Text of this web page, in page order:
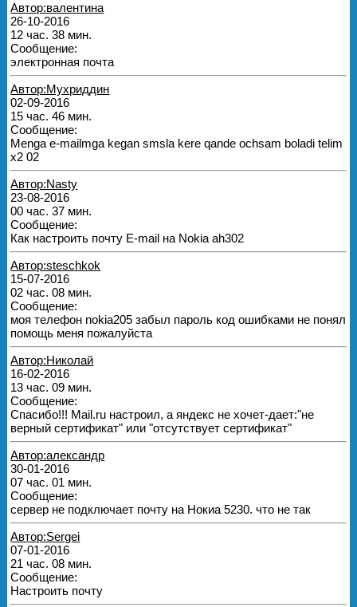
Автор:валентина
26-10-2016
12 час. 38 мин.
Сообщение:
электронная почта
Автор:Мухриддин
02-09-2016
15 час. 46 мин.
Сообщение:
Menga e-mailmga kegan smsla kere qande ochsam boladi telim
x2 02
Автор:Nasty
23-08-2016
00 час. 37 мин.
Сообщение:
Как настроить почту E-mail на Nokia ah302
Автор:steschkok
15-07-2016
02 час. 08 мин.
Сообщение:
моя телефон nokia205 забыл пароль код ошибками не понял
помощь меня пожалуйста
Автор:Николай
16-02-2016
13 час. 09 мин.
Сообщение:
Спасибо!!! Mail.ru настроил, а яндекс не хочет-дает:"не
верный сертификат" или "отсутствует сертификат"
Автор:александр
30-01-2016
07 час. 01 мин.
Сообщение:
сервер не подключает почту на Нокиа 5230. что не так
Автор:Sergei
07-01-2016
21 час. 08 мин.
Сообщение:
Настроить почту